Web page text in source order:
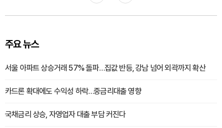
주요 뉴스
서울 아파트 상승거래 57% 돌파…집값 반등, 강남 넘어 외곽까지 확산
카드론 확대에도 수익성 하락…중금리대출 영향
국채금리 상승, 자영업자 대출 부담 커진다